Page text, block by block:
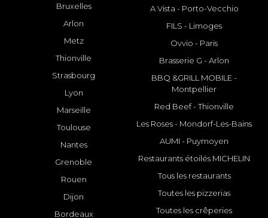
Bruxelles
Arlon
Metz
Thionville
Strasbourg
Lyon
Marseille
Toulouse
Nantes
Grenoble
Rouen
Dijon
Bordeaux
A Vista - Porto-Vecchio
FILS - Limoges
Ovvio - Paris
Brasserie G - Arlon
BBQ &GRILL MOBILE -
Montpellier
Red Beef - Thionville
Les Roses - Mondorf-Les-Bains
AUMI - Puymoyen
Restaurants étoilés MICHELIN
Tous les restaurants
Toutes les pizzerias
Toutes les crêperies